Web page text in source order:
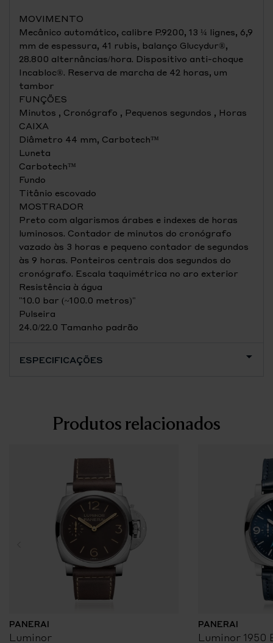
MOVIMENTO
Mecânico automático, calibre P.9200, 13 ¼ lignes, 6,9
mm de espessura, 41 rubis, balanço Glucydur®,
28.800 alternâncias/hora. Dispositivo anti-choque
Incabloc®. Reserva de marcha de 42 horas, um
tambor
FUNÇÕES
Minutos , Cronógrafo , Pequenos segundos , Horas
CAIXA
Diâmetro 44 mm, Carbotech™
Luneta
Carbotech™
Fundo
Titânio escovado
MOSTRADOR
Preto com algarismos árabes e indexes de horas
luminosos. Contador de minutos do cronógrafo
vazado às 3 horas e pequeno contador de segundos
às 9 horas. Ponteiros centrais dos segundos do
cronógrafo. Escala taquimétrica no aro exterior
Resistência à água
"10.0 bar (~100.0 metros)"
Pulseira
24.0/22.0 Tamanho padrão
ESPECIFICAÇÕES
Produtos relacionados
PANERAI
Luminor
PANERAI
Luminor 1950